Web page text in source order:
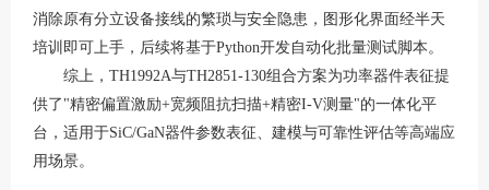
消除原有分立设备接线的繁琐与安全隐患，图形化界面经半天
培训即可上手，后续将基于Python开发自动化批量测试脚本。
综上， TH1992A与TH2851-130组合方案为功率器件表征提
供了"精密偏置激励+宽频阻抗扫描+精密I-V测量"的一体化平
台，适用于SiC/GaN器件参数表征、建模与可靠性评估等高端应
用场景。